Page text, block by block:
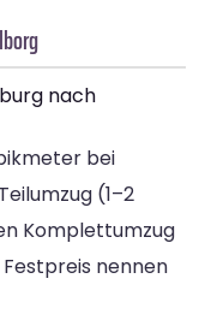
nach
bei
(1–2
Komplettumzug
nennen